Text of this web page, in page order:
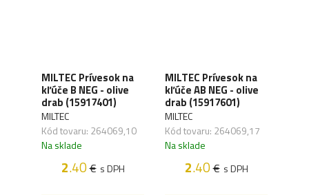
MILTEC Prívesok na
kľúče B NEG - olive
drab (15917401)
MILTEC
Kód tovaru: 264069,10
Na sklade
2.40€ s DPH
MILTEC Prívesok na
kľúče AB NEG - olive
drab (15917601)
MILTEC
Kód tovaru: 264069,17
Na sklade
2.40€ s DPH